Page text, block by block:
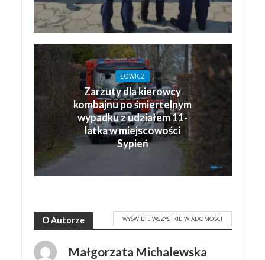
ŁOWICZ
Zarzuty dla kierowcy
kombajnu po śmiertelnym
wypadku z udziałem 11-
latka w miejscowości
Sypień
O Autorze WYŚWIETL WSZYSTKIE WIADOMOŚCI
Małgorzata Michalewska